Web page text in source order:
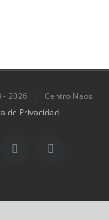
-2026 | Centro Naos
de Privacidad
Twitter